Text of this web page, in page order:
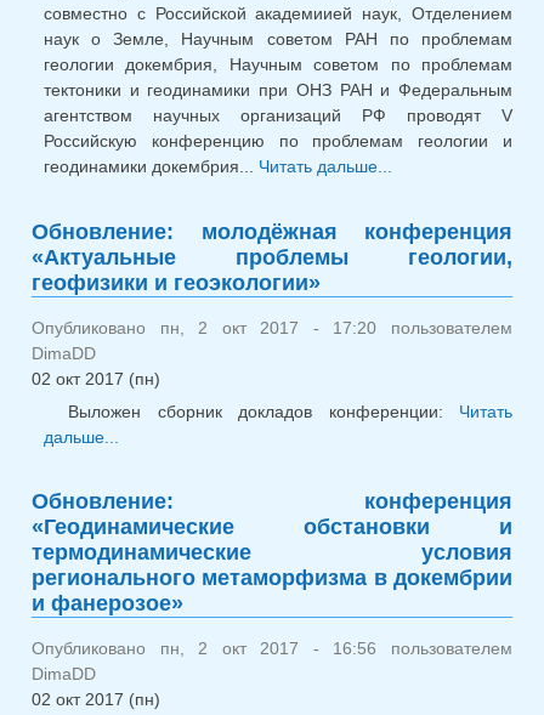
совместно с Российской академиией наук, Отделением
наук о Земле, Научным советом РАН по проблемам
геологии докембрия, Научным советом по проблемам
тектоники и геодинамики при ОНЗ РАН и Федеральным
агентством научных организаций РФ проводят V
Российскую конференцию по проблемам геологии и
геодинамики докембрия... Читать дальше...
условия
Обновление: молодёжная конференция
«Актуальные проблемы геологии,
геофизики и геоэкологии»
Опубликовано пн, 2 окт 2017 - 17:20 пользователем
DimaDD
02 окт 2017 (пн)
Выложен сборник докладов конференции: Читать
дальше...
Обновление: конференция
«Геодинамические обстановки и
термодинамические условия
регионального метаморфизма в докембрии
и фанерозое»
Опубликовано пн, 2 окт 2017 - 16:56 пользователем
DimaDD
02 окт 2017 (пн)